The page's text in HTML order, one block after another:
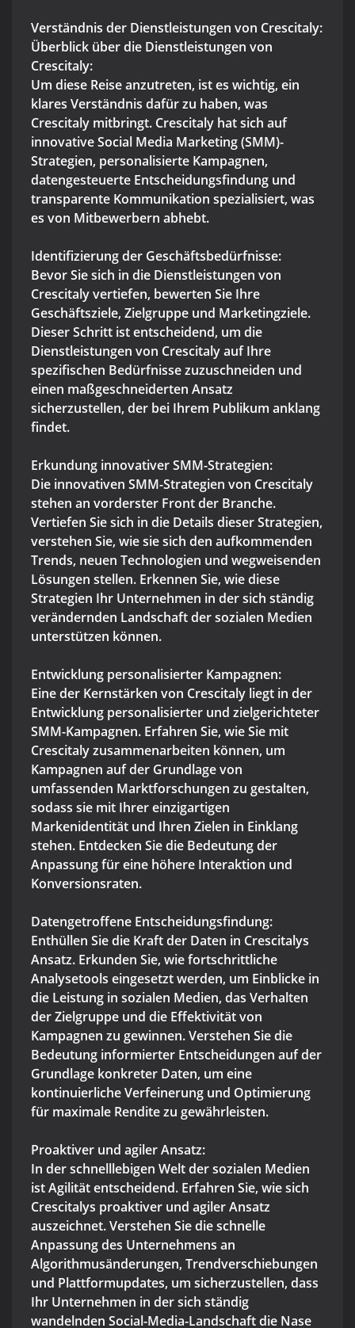
Verständnis der Dienstleistungen von Crescitaly:
Überblick über die Dienstleistungen von
Crescitaly:
Um diese Reise anzutreten, ist es wichtig, ein
klares Verständnis dafür zu haben, was
Crescitaly mitbringt. Crescitaly hat sich auf
innovative Social Media Marketing (SMM)-
Strategien, personalisierte Kampagnen,
datengesteuerte Entscheidungsfindung und
transparente Kommunikation spezialisiert, was
es von Mitbewerbern abhebt.
Identifizierung der Geschäftsbedürfnisse:
Bevor Sie sich in die Dienstleistungen von
Crescitaly vertiefen, bewerten Sie Ihre
Geschäftsziele, Zielgruppe und Marketingziele.
Dieser Schritt ist entscheidend, um die
Dienstleistungen von Crescitaly auf Ihre
spezifischen Bedürfnisse zuzuschneiden und
einen maßgeschneiderten Ansatz
sicherzustellen, der bei Ihrem Publikum anklang
findet.
Erkundung innovativer SMM-Strategien:
Die innovativen SMM-Strategien von Crescitaly
stehen an vorderster Front der Branche.
Vertiefen Sie sich in die Details dieser Strategien,
verstehen Sie, wie sie sich den aufkommenden
Trends, neuen Technologien und wegweisenden
Lösungen stellen. Erkennen Sie, wie diese
Strategien Ihr Unternehmen in der sich ständig
verändernden Landschaft der sozialen Medien
unterstützen können.
Entwicklung personalisierter Kampagnen:
Eine der Kernstärken von Crescitaly liegt in der
Entwicklung personalisierter und zielgerichteter
SMM-Kampagnen. Erfahren Sie, wie Sie mit
Crescitaly zusammenarbeiten können, um
Kampagnen auf der Grundlage von
umfassenden Marktforschungen zu gestalten,
sodass sie mit Ihrer einzigartigen
Markenidentität und Ihren Zielen in Einklang
stehen. Entdecken Sie die Bedeutung der
Anpassung für eine höhere Interaktion und
Konversionsraten.
Datengetroffene Entscheidungsfindung:
Enthüllen Sie die Kraft der Daten in Crescitalys
Ansatz. Erkunden Sie, wie fortschrittliche
Analysetools eingesetzt werden, um Einblicke in
die Leistung in sozialen Medien, das Verhalten
der Zielgruppe und die Effektivität von
Kampagnen zu gewinnen. Verstehen Sie die
Bedeutung informierter Entscheidungen auf der
Grundlage konkreter Daten, um eine
kontinuierliche Verfeinerung und Optimierung
für maximale Rendite zu gewährleisten.
Proaktiver und agiler Ansatz:
In der schnelllebigen Welt der sozialen Medien
ist Agilität entscheidend. Erfahren Sie, wie sich
Crescitalys proaktiver und agiler Ansatz
auszeichnet. Verstehen Sie die schnelle
Anpassung des Unternehmens an
Algorithmusänderungen, Trendverschiebungen
und Plattformupdates, um sicherzustellen, dass
Ihr Unternehmen in der sich ständig
wandelnden Social-Media-Landschaft die Nase